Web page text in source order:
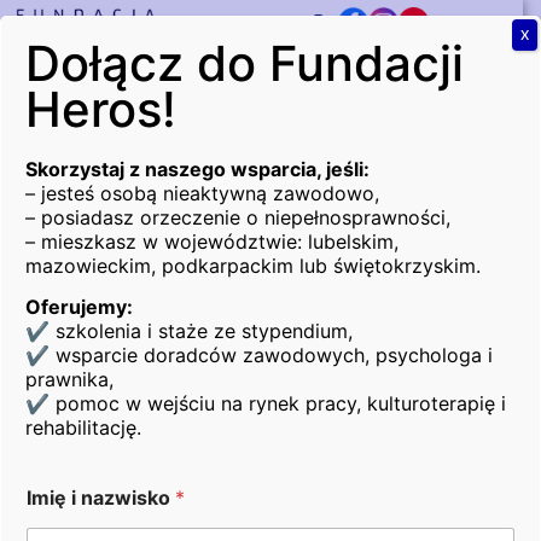
PRZEKAŻ DAROWIZNĘ
Moje konto
[woocommerce_my_account]
Dołącz do Fundacji
Heros!
Skorzystaj z naszego wsparcia, jeśli:
– jesteś osobą nieaktywną zawodowo,
– posiadasz orzeczenie o niepełnosprawności,
– mieszkasz w województwie: lubelskim,
mazowieckim, podkarpackim lub świętokrzyskim.
Oferujemy:
✔ szkolenia i staże ze stypendium,
✔ wsparcie doradców zawodowych, psychologa i
prawnika,
✔ pomoc w wejściu na rynek pracy, kulturoterapię i
rehabilitację.
Imię i nazwisko *
X